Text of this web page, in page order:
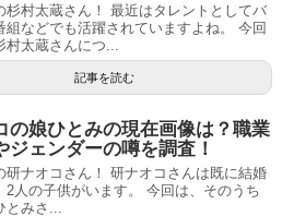
杉村太蔵さん！ 最近はタレントとしてバ
組などでも活躍されていますよね。 今回
村太蔵さんにつ...
記事を読む
の娘ひとみの現在画像は？職業
ジェンダーの噂を調査！
研ナオコさん！ 研ナオコさんは既に結婚
2人の子供がいます。 今回は、そのうち
みさ...